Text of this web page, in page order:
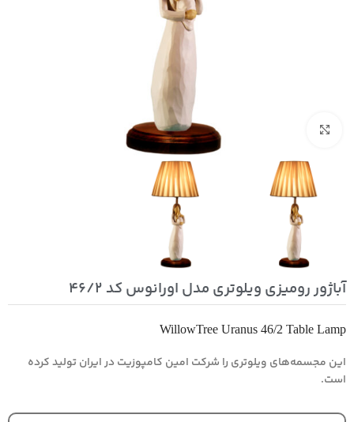
آباژور رومیزی ویلوتری مدل اورانوس کد 46/2
WillowTree Uranus 46/2 Table Lamp
این مجسمه‌های ویلوتری را شرکت امین کامپوزیت در ایران تولید کرده
است.